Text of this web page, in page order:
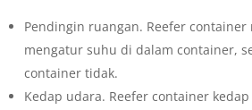
Pendingin ruangan. Reefer
mengatur suhu di dalam container,
container tidak.
Kedap udara. Reefer container